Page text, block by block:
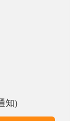
可依靠自己的努
居根据姓名五格
知)